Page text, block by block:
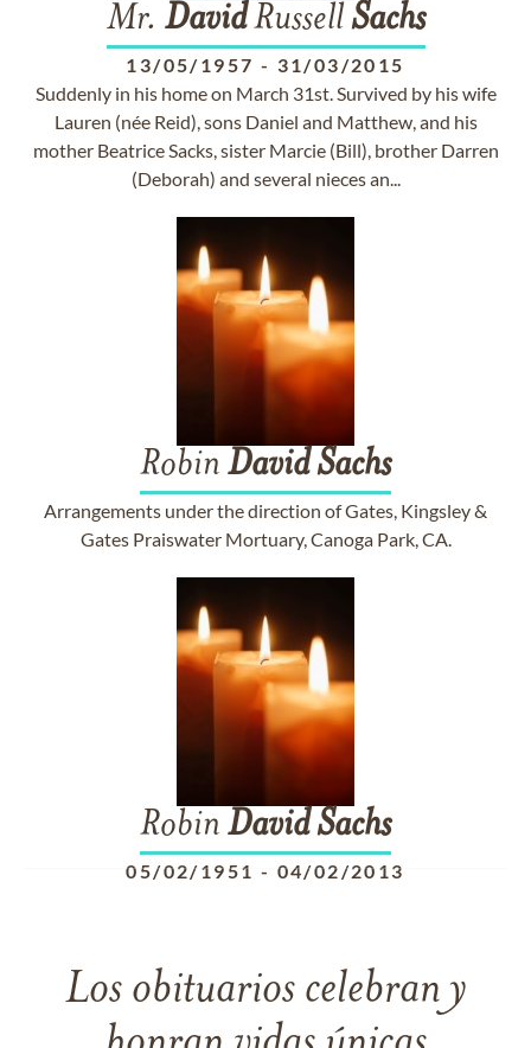
Mr. DavidRussellSachs
13/05/1957 - 31/03/2015
Suddenly in his home on March 31st. Survived by his wife
Lauren (née Reid), sons Daniel and Matthew, and his
mother Beatrice Sacks, sister Marcie (Bill), brother Darren
(Deborah) and several nieces an...
Robin DavidSachs
Arrangements under the direction of Gates, Kingsley &
Gates Praiswater Mortuary, Canoga Park, CA.
Robin DavidSachs
05/02/1951 - 04/02/2013
Los obituarios celebran y